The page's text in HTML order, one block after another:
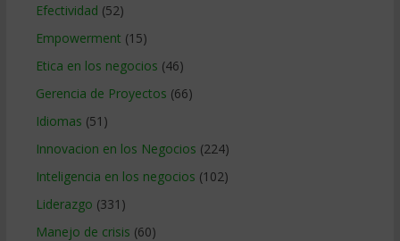
Efectividad (52)
Empowerment (15)
Etica en los negocios (46)
Gerencia de Proyectos (66)
Idiomas (51)
Innovacion en los Negocios (224)
Inteligencia en los negocios (102)
Liderazgo (331)
Manejo de crisis (60)